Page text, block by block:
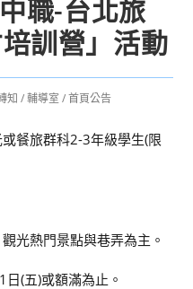
職-台北旅
訓營」活動
知 / 輔導室 / 首頁公告
餐旅群科2-3年級學生(限
光熱門景點與巷弄為主。
(五)或額滿為止。